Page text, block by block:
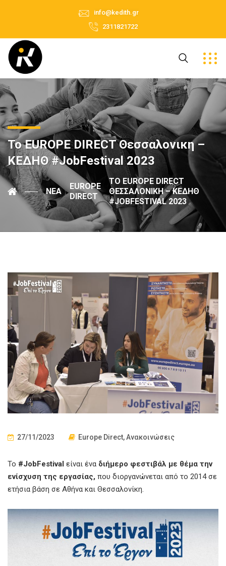
info@kedith.gr
2311821722
Το EUROPE DIRECT Θεσσαλονικη –
ΚΕΔΗΘ #JobFestival 2023
ΝΈΑ
EUROPE
DIRECT
ΤΟ EUROPE DIRECT
ΘΕΣΣΑΛΟΝΙΚΗ – ΚΕΔΗΘ
#JOBFESTIVAL 2023
27/11/2023 Europe Direct,Ανακοινώσεις
Το #JobFestival είναι ένα διήμερο φεστιβάλ με θέμα την
ενίσχυση της εργασίας, που διοργανώνεται από το 2014 σε
ετήσια βάση σε Αθήνα και Θεσσαλονίκη.